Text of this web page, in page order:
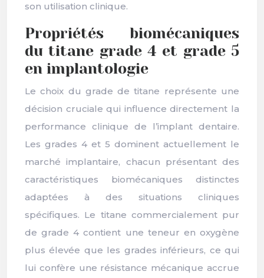
son utilisation clinique.
Propriétés biomécaniques
du titane grade 4 et grade 5
en implantologie
Le choix du grade de titane représente une
décision cruciale qui influence directement la
performance clinique de l’implant dentaire.
Les grades 4 et 5 dominent actuellement le
marché implantaire, chacun présentant des
caractéristiques biomécaniques distinctes
adaptées à des situations cliniques
spécifiques. Le titane commercialement pur
de grade 4 contient une teneur en oxygène
plus élevée que les grades inférieurs, ce qui
lui confère une résistance mécanique accrue